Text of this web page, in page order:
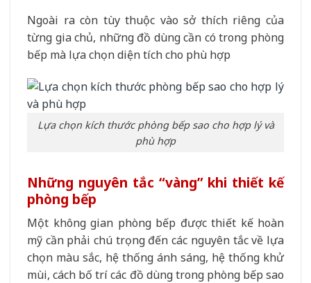
Ngoài ra còn tùy thuộc vào sở thích riêng của
từng gia chủ, những đồ dùng cần có trong phòng
bếp mà lựa chọn diện tích cho phù hợp
Lựa chọn kích thước phòng bếp sao cho hợp lý và
phù hợp
Những nguyên tắc “vàng” khi thiết kế
phòng bếp
Một không gian phòng bếp được thiết kế hoàn
mỹ cần phải chú trọng đến các nguyên tắc về lựa
chọn màu sắc, hệ thống ánh sáng, hệ thống khử
mùi, cách bố trí các đồ dùng trong phòng bếp sao